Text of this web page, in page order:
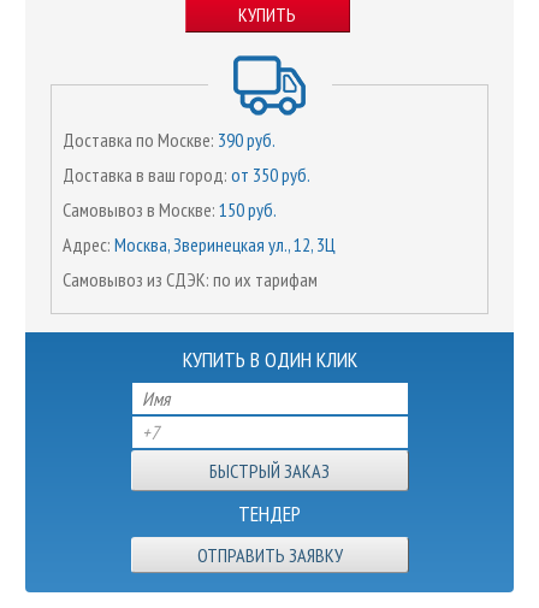
КУПИТЬ
Доставка по Москве: 390 руб.
Доставка в ваш город: от 350 руб.
Самовывоз в Москве: 150 руб.
Адрес: Москва, Зверинецкая ул., 12, 3Ц
Самовывоз из СДЭК: по их тарифам
КУПИТЬ В ОДИН КЛИК
ТЕНДЕР
ОТПРАВИТЬ ЗАЯВКУ